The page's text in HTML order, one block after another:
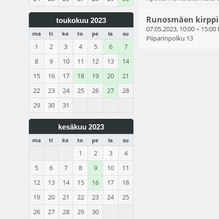
toukokuu 2023
ma ti ke to pe la su
1 2 3 4 5 6
7
8
9 10 11 12 13
14
15
16 17 18 19 20
21
22
23 24 25 26 27
28
29
30 31
kesäkuu 2023
ma ti ke to pe la su
1 2 3
4
5
6 7 8 9 10
11
12
13 14 15 16 17
18
19
20 21 22 23 24
25
26
27 28 29 30
Runosmäen
07.05.2023, 10:00– 15:00
Piiparinpolku 13